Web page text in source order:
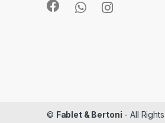
© Fablet & Bertoni - All